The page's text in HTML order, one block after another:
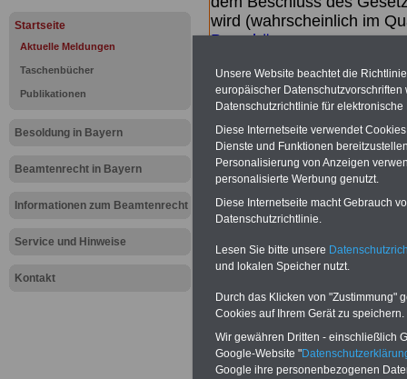
Startseite
Aktuelle Meldungen
Taschenbücher
Publikationen
Besoldung in Bayern
Beamtenrecht in Bayern
Informationen zum Beamtenrecht
Service und Hinweise
Kontakt
wird (wahrscheinlich im
Broschüre.
Meldung
BEHÖRDEN-ABOmit drei
Beamtinnen und Beamte,
sorgungsrecht (Bund/Länder) sowie
drei Ratgeber sind übersichtlich
und erläutern auch komplizierte
Mitarbeiterinnen und Mitarbeiter
öffentlichen Dienstes im Freistaat
Bayern geeignet).BEHÖRDEN-ABO
Unsere Website beachtet die
europäischer
Datenschutzrichtlinie für
Diese Internetseite verwendet
Dienste und Funktionen
Personalisierung von Anzeigen
personalisierte Werbung genutzt.
Diese Internetseite macht Gebrauch
Datenschutzrichtlinie.
Lesen Sie bitte unsere
und lokalen Speicher nutzt.
Durch das Klicken von "Zustimmung"
Cookies auf Ihrem Gerät zu speichern.
Wir gewähren Dritten - einschließlich
Google-Website "
Google ihre personenbezogenen